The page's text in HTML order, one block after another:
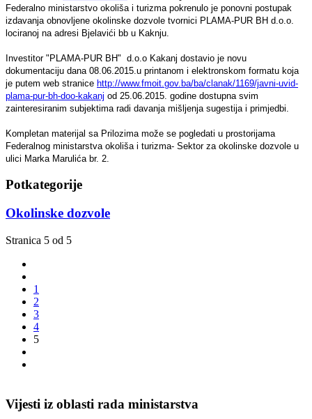
Federalno ministarstvo okoliša i turizma pokrenulo je ponovni postupak
izdavanja obnovljene okolinske dozvole tvornici PLAMA-PUR BH d.o.o.
lociranoj na adresi Bjelavići bb u Kaknju.
Investitor "PLAMA-PUR BH" d.o.o Kakanj dostavio je novu
dokumentaciju dana 08.06.2015.u printanom i elektronskom formatu koja
je putem web stranice http://www.fmoit.gov.ba/ba/clanak/1169/javni-uvid-
plama-pur-bh-doo-kakanj od 25.06.2015. godine dostupna svim
zainteresiranim subjektima radi davanja mišljenja sugestija i primjedbi.
Kompletan materijal sa Prilozima može se pogledati u prostorijama
Federalnog ministarstva okoliša i turizma- Sektor za okolinske dozvole u
ulici Marka Marulića br. 2.
Potkategorije
Okolinske dozvole
Stranica 5 od 5
1
2
3
4
5
Vijesti iz oblasti rada ministarstva